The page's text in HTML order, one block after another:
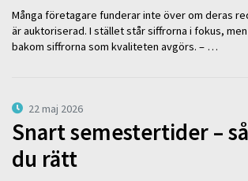
Många företagare funderar inte över om deras
är auktoriserad. I stället står siffrorna i fokus,
bakom siffrorna som kvaliteten avgörs. – …
22 maj 2026
Snart semestertider –
du rätt